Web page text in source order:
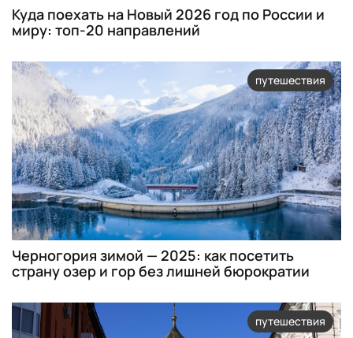
Куда поехать на Новый 2026 год по России и
миру: топ-20 направлений
путешествия
Черногория зимой — 2025: как посетить
страну озер и гор без лишней бюрократии
путешествия